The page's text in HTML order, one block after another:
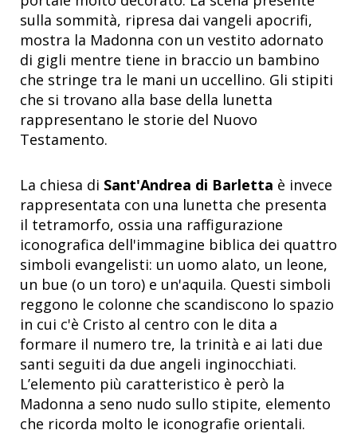
sulla sommità, ripresa dai vangeli apocrifi,
mostra la Madonna con un vestito adornato
di gigli mentre tiene in braccio un bambino
che stringe tra le mani un uccellino. Gli stipiti
che si trovano alla base della lunetta
rappresentano le storie del Nuovo
Testamento.
La chiesa di Sant'Andrea di Barletta è invece
rappresentata con una lunetta che presenta
il tetramorfo, ossia una raffigurazione
iconografica dell'immagine biblica dei quattro
simboli evangelisti: un uomo alato, un leone,
un bue (o un toro) e un'aquila. Questi simboli
reggono le colonne che scandiscono lo spazio
in cui c'è Cristo al centro con le dita a
formare il numero tre, la trinità e ai lati due
santi seguiti da due angeli inginocchiati.
L’elemento più caratteristico è però la
Madonna a seno nudo sullo stipite, elemento
che ricorda molto le iconografie orientali.